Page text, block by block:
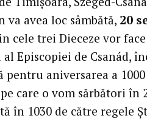
va avea loc sâmbătă, 20
cele trei Dieceze vor
Episcopiei de Csanád,
pentru aniversarea a
care o vom sărbători în
în 1030 de către regele